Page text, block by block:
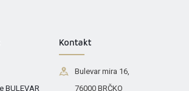
BULEVAR
Kontakt
Bulevar mira 16,
76000 BRČKO